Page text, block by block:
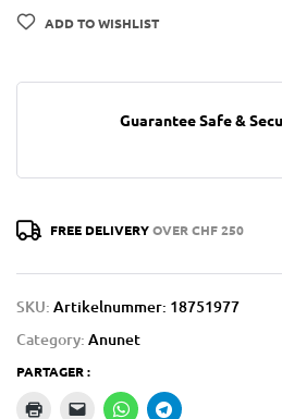
ADD TO WISHLIST
Guarantee Safe &
FREE DELIVERYOVER CHF 250
SKU: Artikelnummer: 18751977
Category: Anunet
PARTAGER :